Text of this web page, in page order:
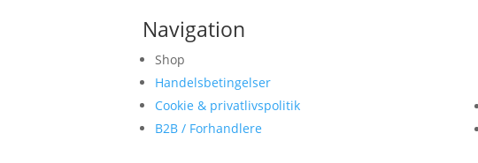
Navigation
Shop
Handelsbetingelser
Cookie & privatlivspolitik
B2B / Forhandlere